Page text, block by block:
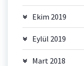
Ekim 2019
Eylül 2019
Mart 2018